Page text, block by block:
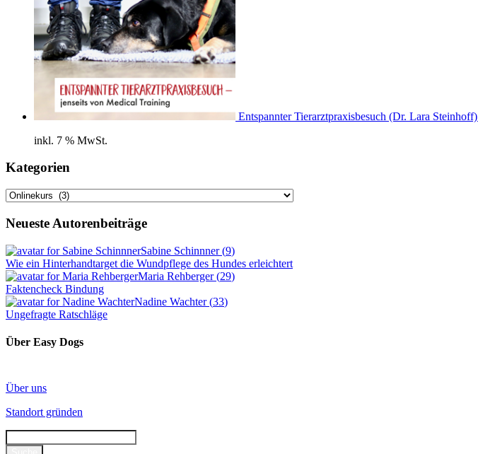
Entspannter Tierarztpraxisbesuch (Dr. Lara Steinhoff)
inkl. 7 % MwSt.
Kategorien
Kategorien
Neueste Autorenbeiträge
Sabine Schinnner(9)
Wie ein Hinterhandtarget die Wundpflege des Hundes erleichtert
Maria Rehberger(29)
Faktencheck Bindung
Nadine Wachter(33)
Ungefragte Ratschläge
Über Easy Dogs
Über uns
Standort gründen